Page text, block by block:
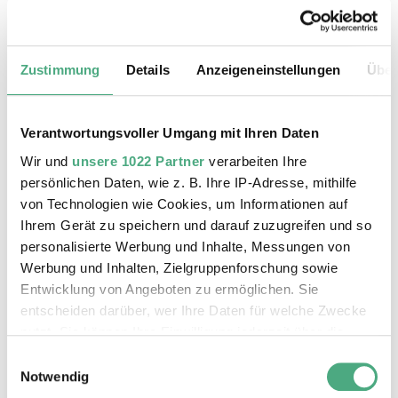
Zustimmung Details Anzeigeneinstellungen
Verantwortungsvoller Umgang mit Ihren Daten
Wir und unsere 1022 Partner verarbeiten Ihre
persönlichen Daten, wie z. B. Ihre IP-Adresse, mithilfe
von Technologien wie Cookies, um Informationen auf
Ihrem Gerät zu speichern und darauf zuzugreifen und so
personalisierte Werbung und Inhalte, Messungen von
Werbung und Inhalten, Zielgruppenforschung sowie
Entwicklung von Angeboten zu ermöglichen. Sie
entscheiden darüber, wer Ihre Daten für welche Zwecke
nutzt. Sie können Ihre Einwilligung jederzeit über die
Trigger Symbol ändern oder widerrufen
Notwendig
Social Club als Zeichenfläche für ein Miniatur-
Gemälde, das direkten Bezug auf seinen Standort
nimmt. Dargestellt ist eine Flohmarkt-Szenerie,
Parkhaus real zu erleben ist. Globus stellt den
Schließtag eine lebendige urbane Situation
entsteht, die insofern ungewöhnlich ist, als dass
an einem Tempel des Konsums eine im Grunde
anti-konsumistische Veranstaltung abgehalten
wird. Andererseits: So erhält sich der
Verbrauchermarkt eben auch an Sonntagen
seine Anziehungskraft.
Daniel Bauer